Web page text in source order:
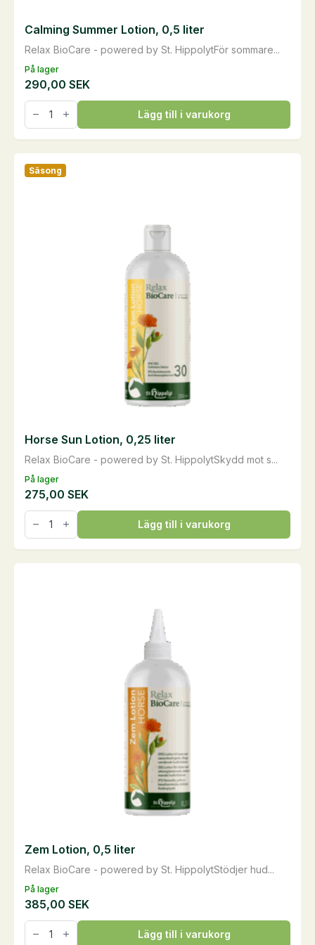
På lager
Relax BioCare - powered by St. HippolytFör sommare...
Calming Summer Lotion, 0,5 liter
290,00 SEK
Calming
Summer
Lotion,
0,5
mängd
Lägg till i varukorg
På lager
Säsong
Relax BioCare - powered by St. HippolytSkydd mot s...
Horse Sun Lotion, 0,25 liter
275,00 SEK
Horse
Sun
Lotion,
0,25
Lägg till i varukorg
På lager
Relax BioCare - powered by St. HippolytStödjer hud...
Zem Lotion, 0,5 liter
385,00 SEK
Zem
Lotion,
Lägg till i varukorg